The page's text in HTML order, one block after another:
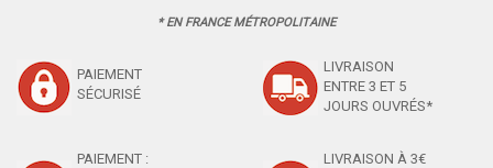
* EN FRANCE MÉTROPOLITAINE
PAIEMENT
SÉCURISÉ
LIVRAISON
ENTRE 3 ET 5
JOURS OUVRÉS*
PAIEMENT : LIVRAISON À 3€